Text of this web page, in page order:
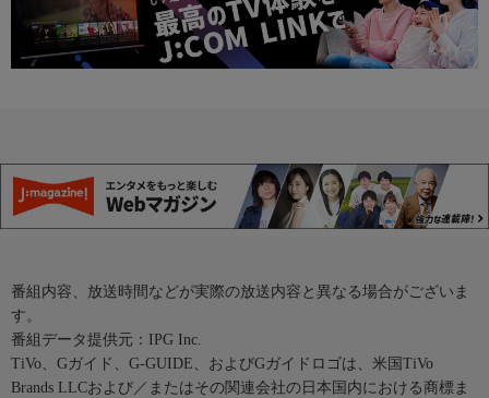
番組内容、放送時間などが実際の放送内容と異なる場合がございま
す。
番組データ提供元：IPG Inc.
TiVo、Gガイド、G-GUIDE、およびGガイドロゴは、米国TiVo
Brands LLCおよび／またはその関連会社の日本国内における商標ま